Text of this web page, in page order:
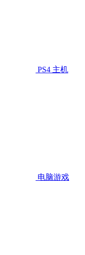
PS4 主机
电脑游戏